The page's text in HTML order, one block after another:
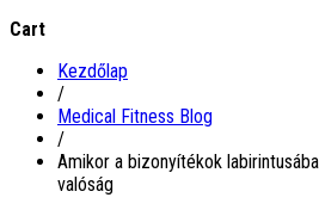
Cart
Kezdőlap
/
Medical Fitness Blog
/
Amikor a bizonyítékok
valóság